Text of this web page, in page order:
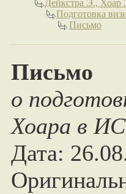
Дейкстра Э., Хоар
Подготовка
Письмо
Письмо
о
Хоара в
Дата: